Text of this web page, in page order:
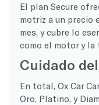
El plan Secure
motriz a un precio
mes, y cubre lo
como el motor y la
Cuidado
En total, Ox Car
Oro, Platino, y